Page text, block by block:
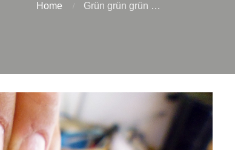
Home Grün grün grün …